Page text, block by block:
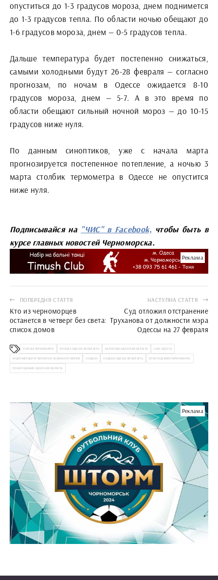
опуститься до 1-3 градусов мороза, днем поднимется
до 1-3 градусов тепла. По области ночью обещают до
1-6 градусов мороза, днем — 0-5 градусов тепла.
Дальше температура будет постепенно снижаться,
самыми холодными будут 26-28 февраля — согласно
прогнозам, по ночам в Одессе ожидается 8-10
градусов мороза, днем — 5-7. А в это время по
области обещают сильный ночной мороз — до 10-15
градусов ниже нуля.
По данным синоптиков, уже с начала марта
прогнозируется постепенное потепление, а ночью 3
марта столбик термометра в Одессе не опустится
ниже нуля.
Подписывайся на "ЧИС" в Facebook, чтобы быть в
курсе главных новостей Черноморска.
Реклама
ПОПЕРЕДНЯ СТАТТЯ
Кто из черноморцев
останется в четверг без света:
список домов
НАСТУПНА СТАТТЯ
Суд отложил отстранение
Труханова от должности мэра
Одессы на 27 февраля
ПОГОДА ЧЕРНОМОРСК ПОГОДА ОДЕССКАЯ ОБЛАСТЬ НЕПОГОДА ОДЕССКАЯ ОБЛАСТЬ СНЕГ ОДЕССА
ГИДРОМЕТЦЕНТР ЧЕРНОГО И АЗОВСКОГО МОРЕЙ ОСАДКИ ОСАДКИ ОДЕССКАЯ ОБЛАСТЬ ПОХОЛОДАНИЕ ЧЕРНОМОРСК
ПОХОЛОДАНИЕ ОДЕССКАЯ ОБЛАСТЬ
Реклама